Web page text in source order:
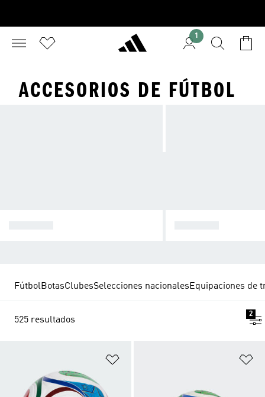
1
ACCESORIOS DE FÚTBOL
FútbolBotasClubesSelecciones nacionalesEquipaciones de
525 resultados
2